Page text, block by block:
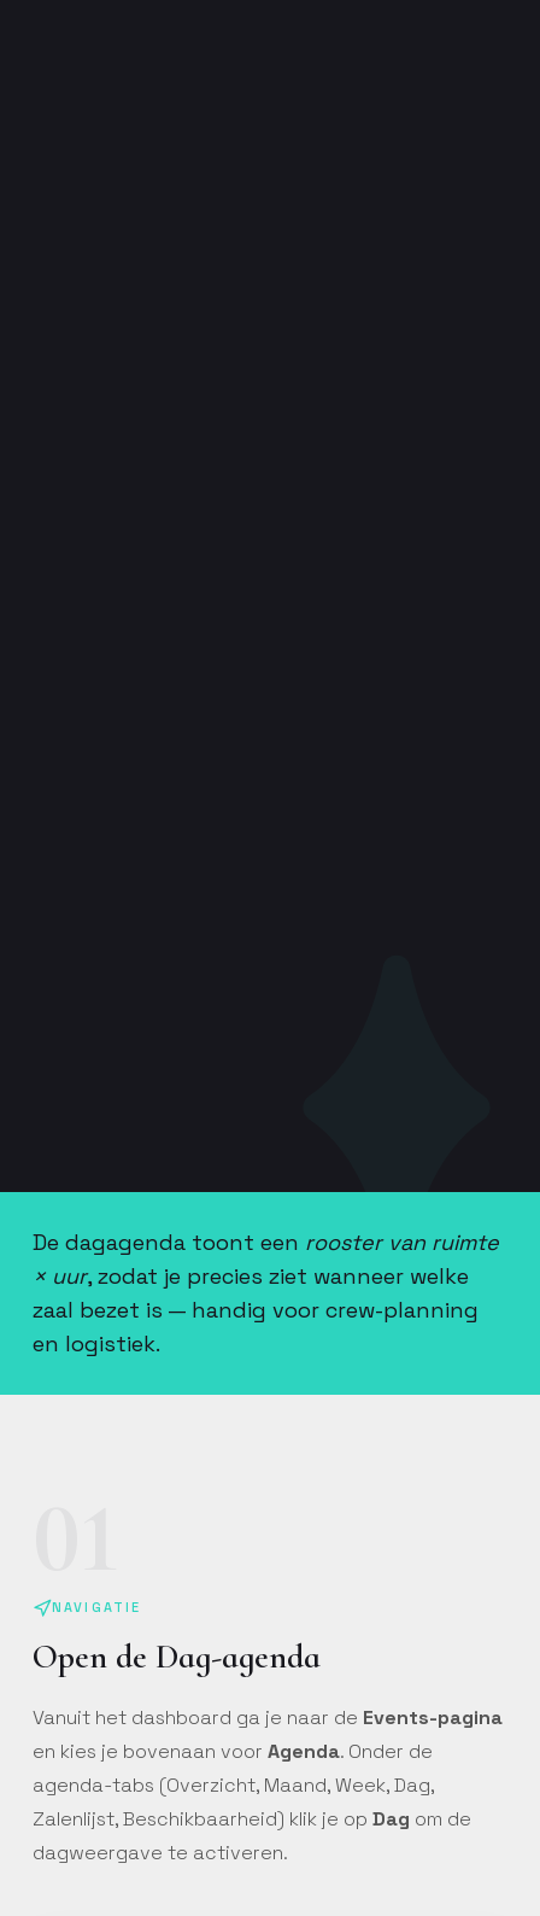
De dagagenda toont een rooster van ruimte
× uur, zodat je precies ziet wanneer welke
zaal bezet is — handig voor crew-planning
en logistiek.
NAVIGATIE
Open de Dag-agenda
Vanuit het dashboard ga je naar de Events-pagina
en kies je bovenaan voor Agenda. Onder de
agenda-tabs (Overzicht, Maand, Week, Dag,
Zalenlijst, Beschikbaarheid) klik je op Dag om de
dagweergave te activeren.